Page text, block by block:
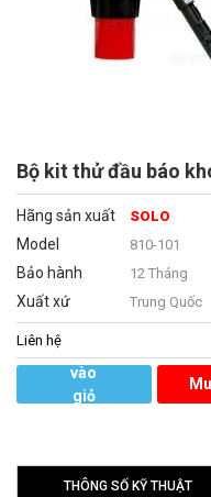
Bộ kit thử đầu báo
Hãng sản xuất SOLO
Model 810-101
Bảo hành 12 Tháng
Xuất xứ Trung Quốc
Liên hệ
vào
giỏ
THÔNG SỐ KỸ THUẬT